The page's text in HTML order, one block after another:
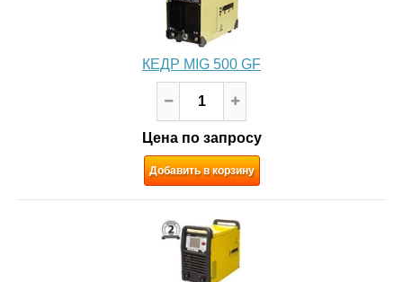
КЕДР MIG 500 GF
Цена по запросу
Добавить в корзину